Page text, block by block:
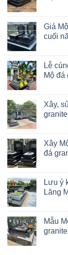
Giá
cuối
Lễ
Mộ đá
Xây,
Xây
đá
Lưu ý
Lăng
Mẫu